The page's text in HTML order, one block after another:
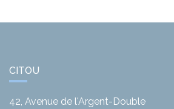
CITOU
42, Avenue de l'Argent-Double